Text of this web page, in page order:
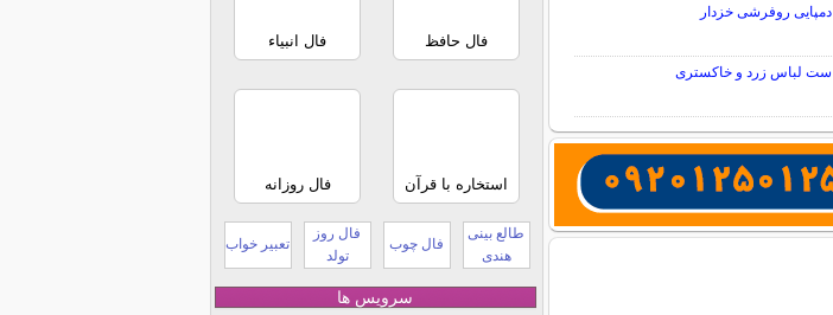
دمپایی روفرشی خزدار
ست لباس زرد و خاکستری
فال حافظ فال انبیاء
استخاره با قرآن فال روزانه
طالع بینی
هندی
فال چوب
فال روز
تولد
تعبیر خواب
سرویس ها